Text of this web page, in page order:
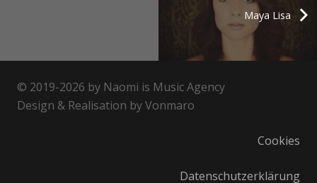
Maya Lisa
© 2019-2026 by Naomi is Music Agency
Design & Realisation by Vonmaro
Cookies
Datenschutzerklärung